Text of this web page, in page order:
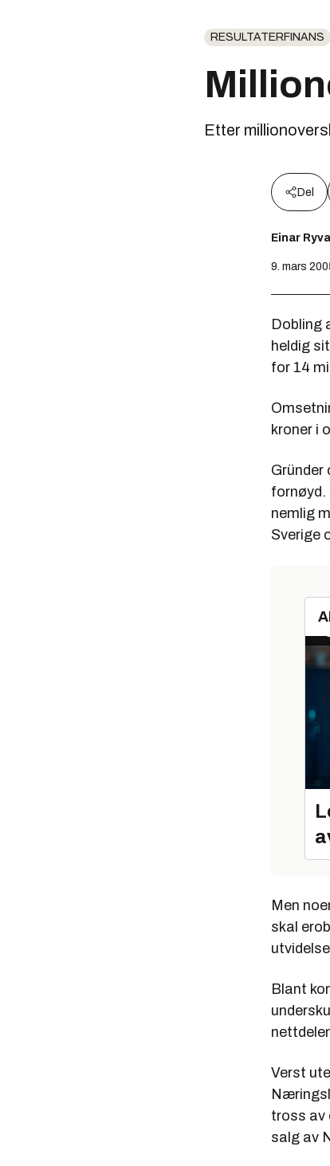
RESULTATERFINANS
Etter
Del
Einar
9. mars
Dobling
heldig
for 14
kroner i
Gründer
fornøyd.
nemlig
Sverige
Men
skal
Blant
Verst
tross av
salg av